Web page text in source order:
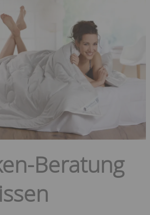
Beratung